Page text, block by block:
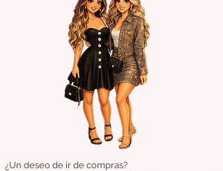
¿Un deseo de ir de compras?